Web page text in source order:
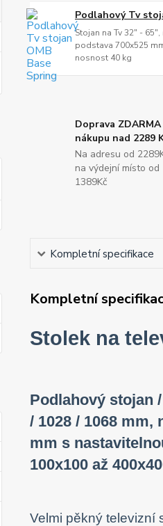
Podlahový Tv
Stojan na Tv 32" -
podstava 700x525
nosnost 40 kg
Doprava
nákupu nad 2289
Na adresu od
na výdejní místo od
1389Kč
Kompletní specifikace
Kompletní
Stolek na
Podlahový stojan
/ 1028 / 1068 mm,
mm s
100x100 až
Velmi pěkný televizní